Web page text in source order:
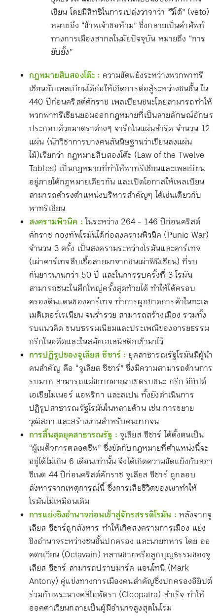
เชียน โดยมีสิทธิในการเปล่งวาจาว่า “วีโต้” (veto)
หมายถึง “ข้าพเจ้าขอห้าม” ซึ่งกลายเป็นคำศัพท์
ทางการเมืองสากลในมัยปัจจุบัน หมายถึง “การ
ยับยั้ง”
กฎหมายสิบสองโต๊ะ : ความขัดแย้งระหว่างพวกพาทรี
เชียนกับเพลเบียนได้ก่อให้เกิดการต่อสู้ระหว่างชนชั้น ใน
440 ปีก่อนคริสต์ศักราช เพลเบียนชนะโดยสามารถทำให้
พวกพาทรีเชียนยอมออกกฎหมายที่เป็นลายลักษณ์อักษร
ประกอบด้วยมาตราต่างๆ จารึกในแผ่นสำริด จำนวน 12
แผ่น (นักวิชาการบางคนสันนิษฐานว่าเขียนลงแผ่น
ไม้)เรียกว่า กฎหมายสิบสองโต๊ะ (Law of the Twelve
Tables) เป็นกฎหมายที่ทำให้พาทรีเชียนและเพลเบียน
อยู่ภายใต้กฎหมายเดียวกัน และเปิดโอกาสให้เพลเบียน
สามารถดำรงตำแหน่งบริหารสำคัญๆ ได้เช่นเดียวกับ
พาทริเชียน
สงครามพิวนิค :ในระหว่าง 264 - 146 ปีก่อนคริสต์
ศักราช กองทัพโรมันได้ก่อสงครามพิวนิค (Punic War)
จำนวน 3 ครั้ง เป็นสงครามระหว่างโรมันและคาร์เทจ
(เผ่าคาร์เทจสืบเชื้อสายมาจากชนเผ่าฟินิเชียน) ที่รบ
กันยาวนานกว่า 50 ปี และในการรบครั้งที่ 3 โรมัน
สามารถชนะในศึกใหญ่ครั้งสุดท้ายได้ ทำให้ได้ครอบ
ครองดินแดนของคาร์เทจ ทำการผูกขาดการค้าในทะเล
เมดิเตอร์เรเนียน จนร่ำรวย สามารถสร้างเมือง รวมทั้ง
รบแนวคิด ขนบธรรมเนียมและประเพณีของอารยธรรม
กรีกในอดีตและในสมัยเฮเลนิสติกเข้ามาไว้
การปฏิรูปของจูเลียส ซีซาร์ : ยุคสาธารณรัฐโรมันมีผู้นำ
คนสำคัญ คือ “จูเลียส ซีซาร์” ซึ่งมีความสามารถด้านการ
รบมาก สามารถแผ่ขยายอาณาเขตรบชนะ กรีก อียิปต์
เอเชียไมเนอร์ แอฟริกา และสเปน ทั้งยังดำเนินการ
ปฏิรูปสาธารณรัฐโรมันในหลายด้าน เช่น การขยาย
วุฒิสภา และสร้างงานสำหรับคนยากจน
การสิ้นสุดยุคสาธารณรัฐ : จูเลียส ซีซาร์ ได้ตั้งตนเป็น
“ผู้เผด็จการตลอดชีพ” ซึ่งขัดกับกฎหมายที่ตำแหน่งนี้จะ
อยู่ได้ไม่เกิน 6 เดือนเท่านั้น จึงได้เกิดความขัดแย้งกับสภา
ซีเนต 44 ปีก่อนคริสต์ศักราช จูเลียส ซีซาร์ ถูกลอบ
สังหารจากเหตุการณ์นี้ ซึ่งการเสียชีวิตของเขาทำให้
โรมันไม่เหมือนเดิม
การแย่งชิงอำนาจก่อนเข้าสู่จักรสรรดิโรมัน : หลังจากจู
เลียส ซีซาร์ถูกสังหาร ทำให้เกิดสงครามการเมือง แย่ง
ชิงอำนาจระหว่างชนชั้นปกครอง และนายทหาร โดย ออ
คตาเวียน (Octavain) หลานชายหรือลูกบุญธรรมของจู
เลียส ซีซาร์ สามารถปราบมาร์ค แอนโทนี (Mark
Antony) คู่แข่งทางการเมืองคนสำคัญซึ่งปกครองอียิปต์
ร่วมกับพระนางคลีโอพัตรา (Cleopatra) สำเร็จ ทำให้
ออคตาเวียนกลายเป็นผู้มีอำนาจสูงสุดในโรม